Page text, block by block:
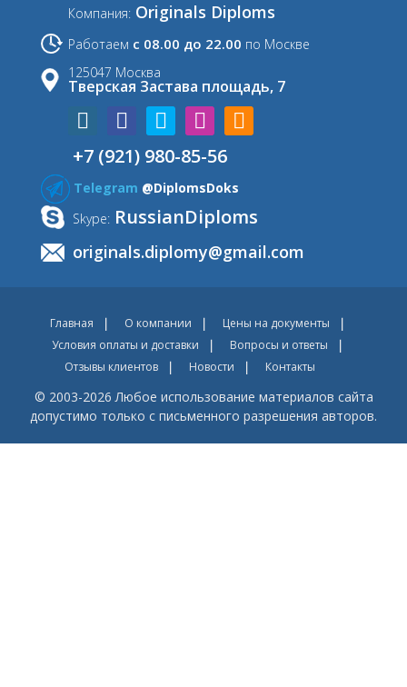
Компания: Originals Diploms
Работаем с 08.00 до 22.00 по Москве
125047 Москва
Тверская Застава площадь, 7
+7 (921) 980-85-56
Telegram @DiplomsDoks
Skype: RussianDiploms
originals.diplomy@gmail.com
Главная О компании
Цены на документы
Условия оплаты и доставки
Вопросы и ответы
Отзывы клиентов
Новости Контакты
© 2003-2026 Любое использование материалов сайта
допустимо только с письменного разрешения авторов.